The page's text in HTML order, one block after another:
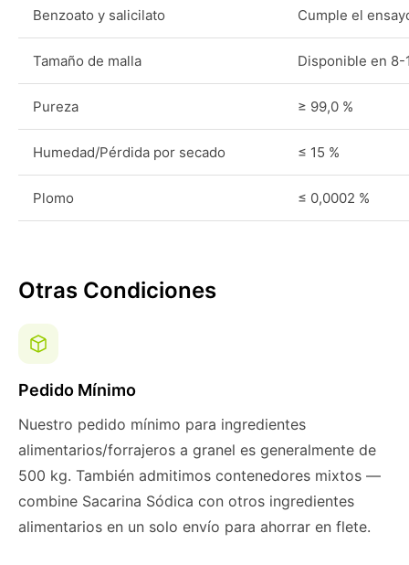
Benzoato y salicilato Cumple el
Tamaño de malla Disponible en
Pureza ≥ 99,0 %
Humedad/Pérdida por secado ≤ 15 %
Plomo ≤ 0,0002 %
Otras Condiciones
Pedido Mínimo
Nuestro pedido mínimo para ingredientes
alimentarios/forrajeros a granel es generalmente de
500 kg. También admitimos contenedores mixtos —
combine Sacarina Sódica con otros ingredientes
alimentarios en un solo envío para ahorrar en flete.